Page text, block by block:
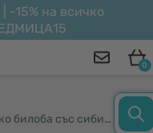
-15% на всичко
0
Гинко билоба със сибирски женшен 6600 мг